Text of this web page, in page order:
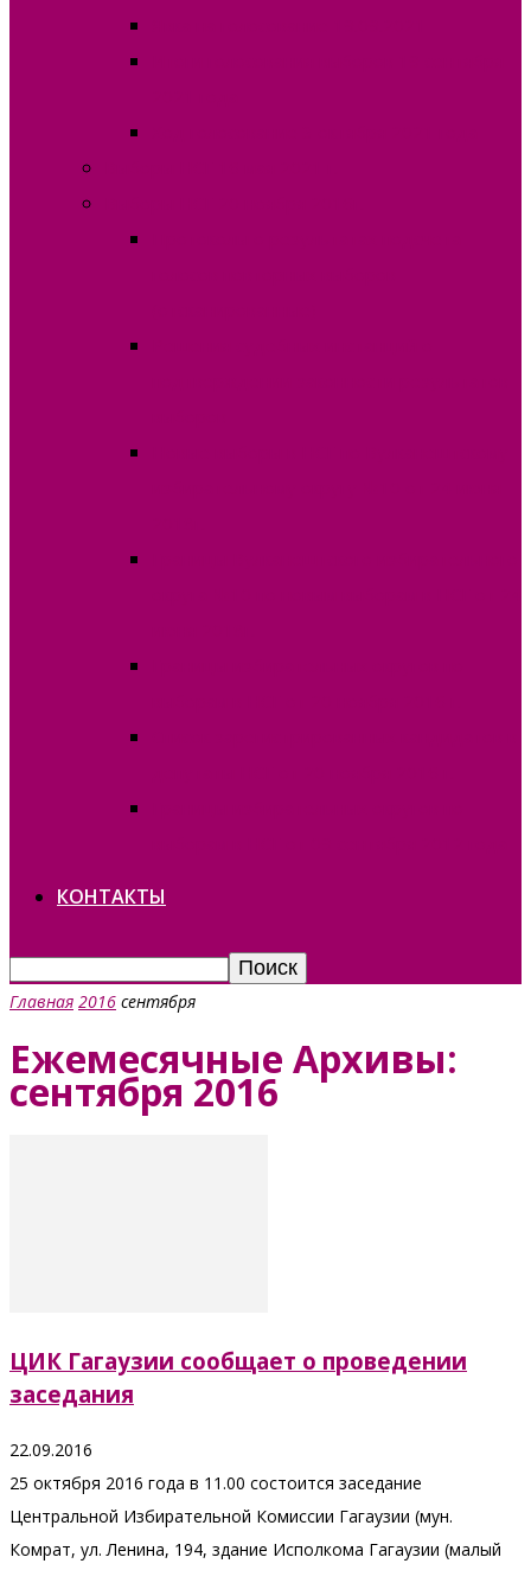
КОНТАКТЫ
Главная 2016 сентября
Ежемесячные Архивы:
сентября 2016
ЦИК Гагаузии сообщает о проведении
заседания
22.09.2016
25 октября 2016 года в 11.00 состоится заседание
Центральной Избирательной Комиссии Гагаузии (мун.
Комрат, ул. Ленина, 194, здание Исполкома Гагаузии (малый